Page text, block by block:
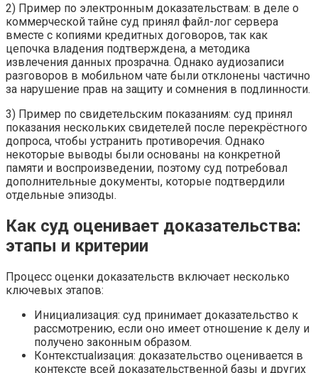
2) Пример по электронным доказательствам: в деле о
коммерческой тайне суд принял файл-лог сервера
вместе с копиями кредитных договоров, так как
цепочка владения подтверждена, а методика
извлечения данных прозрачна. Однако аудиозаписи
разговоров в мобильном чате были отклонены частично
за нарушение прав на защиту и сомнения в подлинности.
3) Пример по свидетельским показаниям: суд принял
показания нескольких свидетелей после перекрёстного
допроса, чтобы устранить противоречия. Однако
некоторые выводы были основаны на конкретной
памяти и воспроизведении, поэтому суд потребовал
дополнительные документы, которые подтвердили
отдельные эпизоды.
Как суд оценивает доказательства:
этапы и критерии
Процесс оценки доказательств включает несколько
ключевых этапов:
Инициализация: суд принимает доказательство к
рассмотрению, если оно имеет отношение к делу и
получено законным образом.
Контекстualизация: доказательство оценивается в
контексте всей доказательственной базы и других